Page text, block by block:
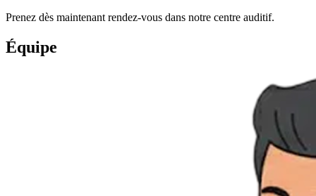
Prenez dès maintenant rendez-vous dans notre centre auditif.
Équipe